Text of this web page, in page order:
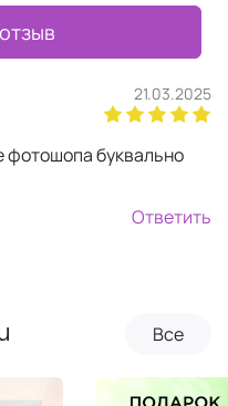
21.03.2025
фотошопа буквально
Ответить
Все